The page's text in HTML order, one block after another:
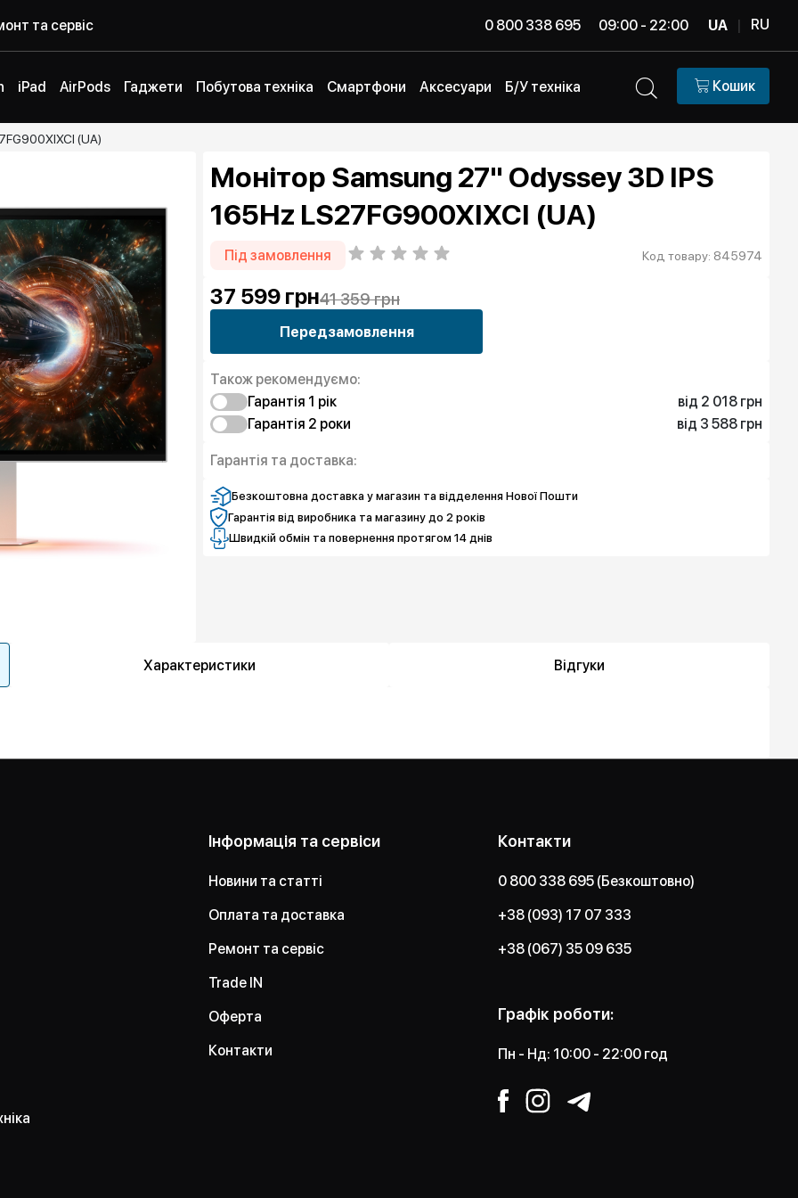
та сервіс 0 800 338 695 09:00 - 22:00 UA | RU
iPad AirPods Гаджети Побутова техніка Смартфони Аксесуари Б/У техніка Кошик
(UA)
Монітор Samsung 27" Odyssey 3D IPS
165Hz LS27FG900XIXCI (UA)
Під замовлення Код товару: 845974
37 599 грн41 359 грн
Передзамовлення
Також рекомендуємо:
Гарантія 1 рік
від 2 018 грн
Захист від браку
2 018 грн
Чистий спокій
Гарантія 2 роки
від 3 588 грн
Захист екрану
Чистий спокій
Гарантія та доставка:
Безкоштовна доставка у магазин та відделення Нової Пошти
Гарантія від виробника та магазину до 2 років
Швидкій обмін та повернення протягом 14 днів
Характеристики Відгуки
Інформація та сервіси
Новини та статті
Оплата та доставка
Ремонт та сервіс
Trade IN
Оферта
Контакти
Контакти
0 800 338 695 (Безкоштовно)
+38 (093) 17 07 333
+38 (067) 35 09 635
Графік роботи:
Пн - Нд: 10:00 - 22:00 год